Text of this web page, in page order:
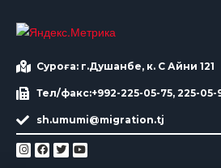
Суроға: г.Душанбе, к. С Айни 121
Тел/факс:+992-225-05-75, 225-05-
sh.umumi@migration.tj